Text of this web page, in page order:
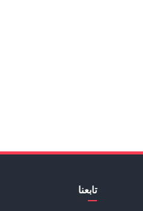
تابعنا